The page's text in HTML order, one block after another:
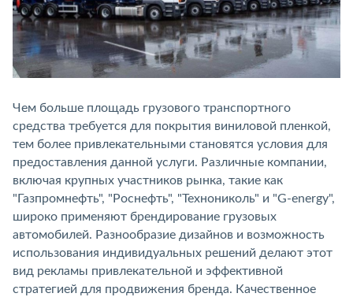
Чем больше площадь грузового транспортного
средства требуется для покрытия виниловой пленкой,
тем более привлекательными становятся условия для
предоставления данной услуги. Различные компании,
включая крупных участников рынка, такие как
"Газпромнефть", "Роснефть", "Технониколь" и "G-energy",
широко применяют брендирование грузовых
автомобилей. Разнообразие дизайнов и возможность
использования индивидуальных решений делают этот
вид рекламы привлекательной и эффективной
стратегией для продвижения бренда. Качественное